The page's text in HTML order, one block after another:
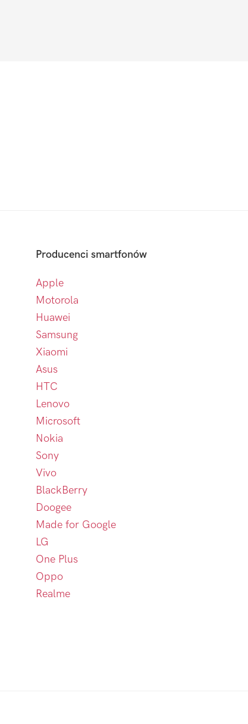
Producenci smartfonów
Apple
Motorola
Huawei
Samsung
Xiaomi
Asus
HTC
Lenovo
Microsoft
Nokia
Sony
Vivo
BlackBerry
Doogee
Made for Google
LG
One Plus
Oppo
Realme